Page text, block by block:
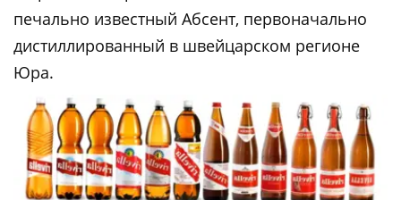
печально известный Абсент, первоначально
дистиллированный в швейцарском регионе
Юра.